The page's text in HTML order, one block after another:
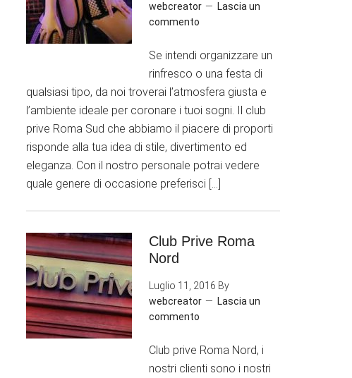
webcreator
Lascia un
commento
Se intendi organizzare un
rinfresco o una festa di
qualsiasi tipo, da noi troverai l’atmosfera giusta e
l’ambiente ideale per coronare i tuoi sogni. Il club
prive Roma Sud che abbiamo il piacere di proporti
risponde alla tua idea di stile, divertimento ed
eleganza. Con il nostro personale potrai vedere
quale genere di occasione preferisci […]
Club Prive Roma
Nord
Luglio 11, 2016 By
webcreator
Lascia un
commento
Club prive Roma Nord, i
nostri clienti sono i nostri